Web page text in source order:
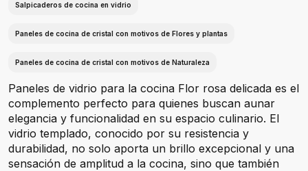
Salpicaderos de cocina en vidrio
Paneles de cocina de cristal con motivos de Flores y plantas
Paneles de cocina de cristal con motivos de Naturaleza
Paneles de vidrio para la cocina Flor rosa delicada es el
complemento perfecto para quienes buscan aunar
elegancia y funcionalidad en su espacio culinario. El
vidrio templado, conocido por su resistencia y
durabilidad, no solo aporta un brillo excepcional y una
sensación de amplitud a la cocina, sino que también